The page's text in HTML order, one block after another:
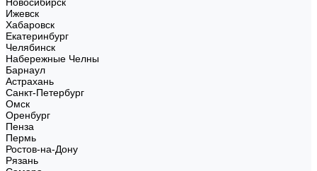
Ижевск
Хабаровск
Екатеринбург
Челябинск
Набережные Челны
Барнаул
Астрахань
Санкт-Петербург
Омск
Оренбург
Пенза
Пермь
Ростов-на-Дону
Рязань